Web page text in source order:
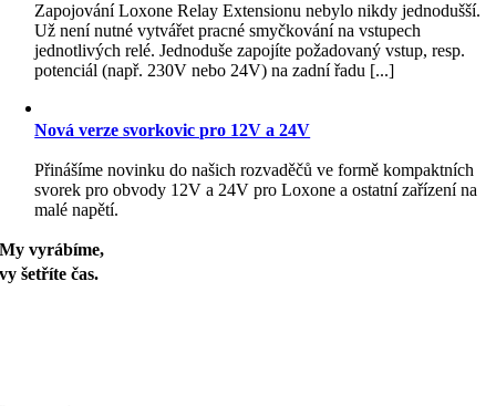
Zapojování Loxone Relay Extensionu nebylo nikdy jednodušší.
Už není nutné vytvářet pracné smyčkování na vstupech
jednotlivých relé. Jednoduše zapojíte požadovaný vstup, resp.
potenciál (např. 230V nebo 24V) na zadní řadu [...]
Nová verze svorkovic pro 12V a 24V
Přinášíme novinku do našich rozvaděčů ve formě kompaktních
svorek pro obvody 12V a 24V pro Loxone a ostatní zařízení na
malé napětí.
My vyrábíme,
vy šetříte čas.